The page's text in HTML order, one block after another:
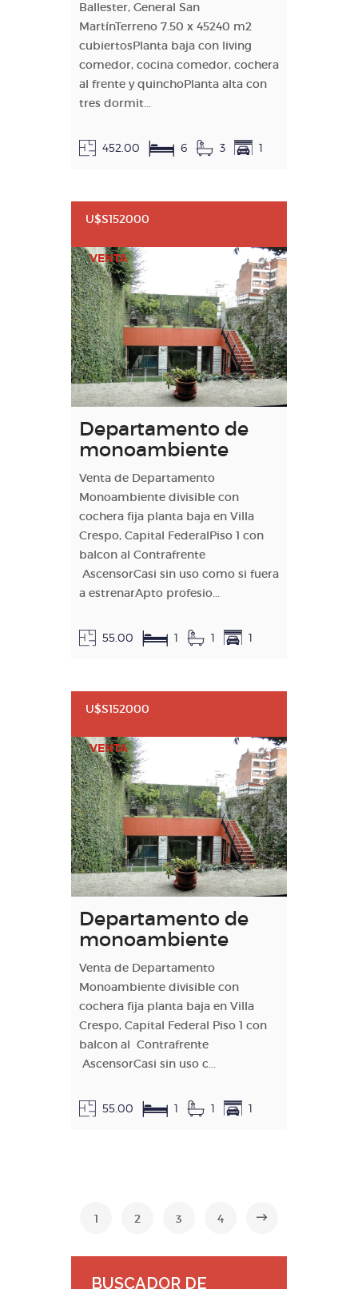
Ballester, General San
MartínTerreno 7.50 x 45240 m2
cubiertosPlanta baja con living
comedor, cocina comedor, cochera
al frente y quinchoPlanta alta con
tres dormit...
452.00 6 3 1
U$S152000
VENTA
Departamento de
monoambiente
Venta de Departamento
Monoambiente divisible con
cochera fija planta baja en Villa
Crespo, Capital FederalPiso 1 con
balcon al Contrafrente
AscensorCasi sin uso como si fuera
a estrenarApto profesio...
55.00 1 1 1
U$S152000
VENTA
Departamento de
monoambiente
Venta de Departamento
Monoambiente divisible con
cochera fija planta baja en Villa
Crespo, Capital Federal Piso 1 con
balcon al Contrafrente
AscensorCasi sin uso c...
55.00 1 1 1
1 2 3 4
BUSCADOR DE